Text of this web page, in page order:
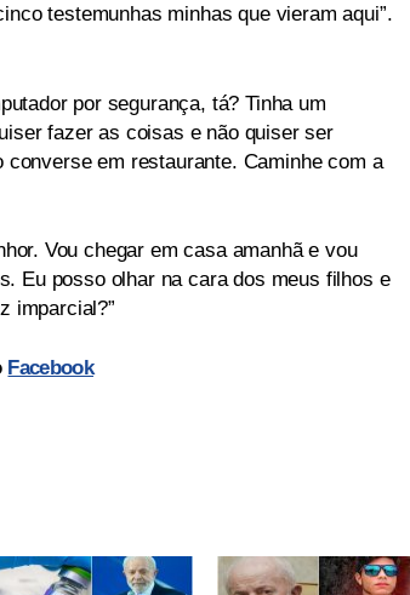
testemunhas minhas que vieram aqui”.
por segurança, tá? Tinha um
fazer as coisas e não quiser ser
converse em restaurante. Caminhe com a
Vou chegar em casa amanhã e vou
Eu posso olhar na cara dos meus filhos e
imparcial?”
Facebook